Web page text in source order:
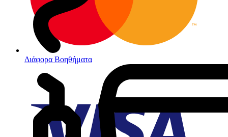
Διάφορα Βοηθήματα